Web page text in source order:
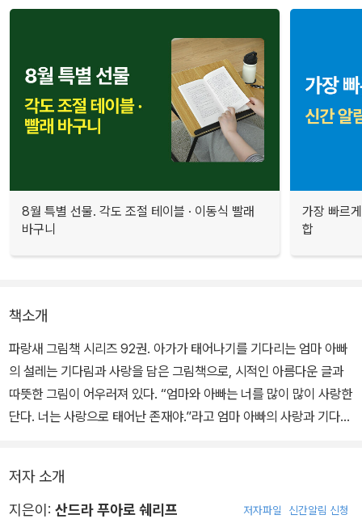
8월 특별 선물. 각도 조절 테이블 · 이동식 빨래
바구니
가장 빠르
합
책소개
파랑새 그림책 시리즈 92권. 아가가 태어나기를 기다리는 엄마 아빠
의 설레는 기다림과 사랑을 담은 그림책으로, 시적인 아름다운 글과
따뜻한 그림이 어우러져 있다. “엄마와 아빠는 너를 많이 많이 사랑한
단다. 너는 사랑으로 태어난 존재야.”라고 엄마 아빠의 사랑과 기다림
부모는 아가가 첫걸음마 떼는 모습을 상상해 보기도 하고, 새근새근
잠든 모습을 생각하며 설렘 가득한 마음으로 아가가 태어날 시간을
저자 소개
지은이: 산드라 푸아로 쉐리프 저자파일 신간알림 신청